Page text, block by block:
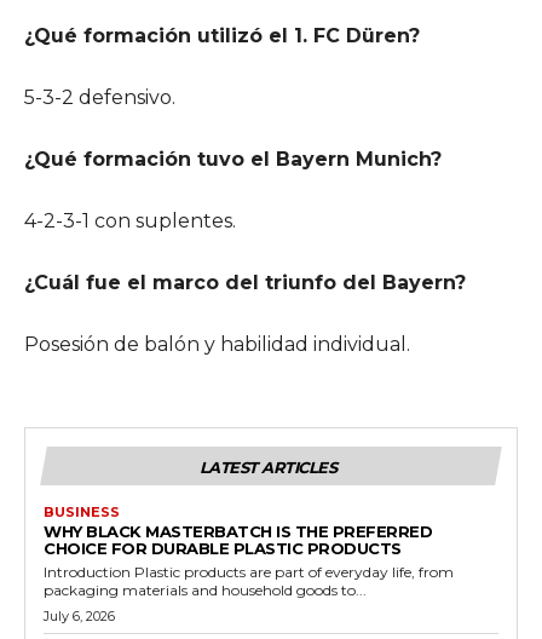
¿Qué formación utilizó el 1. FC Düren?
5-3-2 defensivo.
¿Qué formación tuvo el Bayern Munich?
4-2-3-1 con suplentes.
¿Cuál fue el marco del triunfo del Bayern?
Posesión de balón y habilidad individual.
LATEST ARTICLES
BUSINESS
WHY BLACK MASTERBATCH IS THE PREFERRED
CHOICE FOR DURABLE PLASTIC PRODUCTS
Introduction Plastic products are part of everyday life, from
packaging materials and household goods to...
July 6, 2026